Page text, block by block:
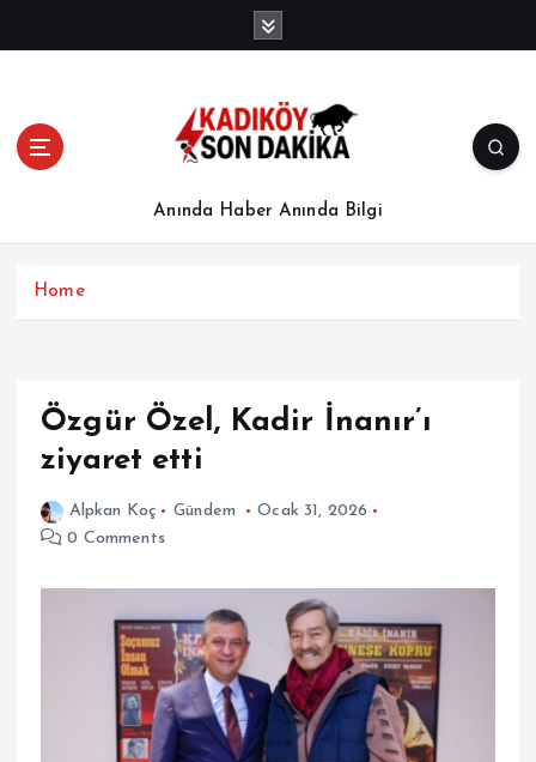
Anında Haber Anında Bilgi
Home
Özgür Özel, Kadir İnanır’ı
ziyaret etti
Alpkan Koç Gündem
Ocak 31, 2026
0 Comments